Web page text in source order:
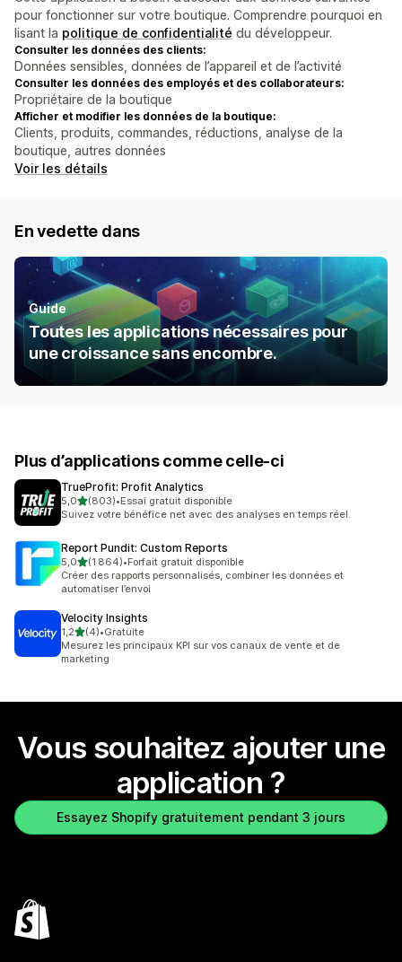
pour fonctionner sur votre boutique. Comprendre pourquoi en
lisant la politique de confidentialité du développeur.
Consulter les données des clients:
Données sensibles, données de l’appareil et de l’activité
Consulter les données des employés et des collaborateurs:
Propriétaire de la boutique
Afficher et modifier les données de la boutique:
Clients, produits, commandes, réductions, analyse de la
boutique, autres données
Voir les détails
En vedette dans
Guide
Toutes les applications nécessaires pour
une croissance sans encombre.
Plus d’applications comme celle-ci
TrueProfit: Profit Analytics
5,0étoile(s) sur 5
(803)
803 avis au total
•Essai gratuit disponible
Suivez votre bénéfice net avec des analyses en temps réel.
Report Pundit: Custom Reports
5,0étoile(s) sur 5
(1 864)
1864 avis au total
•Forfait gratuit disponible
Créer des rapports personnalisés, combiner les données et
automatiser l’envoi
Velocity Insights
1,2étoile(s) sur 5
(4)
4 avis au total
•Gratuite
Mesurez les principaux KPI sur vos canaux de vente et de
marketing
Vous souhaitez ajouter une
application ?
Essayez Shopify gratuitement pendant 3 jours